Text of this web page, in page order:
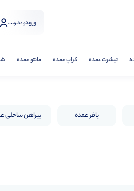
ورودو عضویت
تیشرت عمده کراپ عمده مانتو عمده
پافر عمده پیراهن ساحلی